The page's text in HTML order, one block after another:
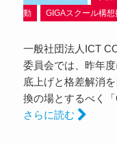
動
GIGAスクール構
一般社団法人ICT
委員会では、昨年
底上げと格差解消
換の場とするべく
さらに読む